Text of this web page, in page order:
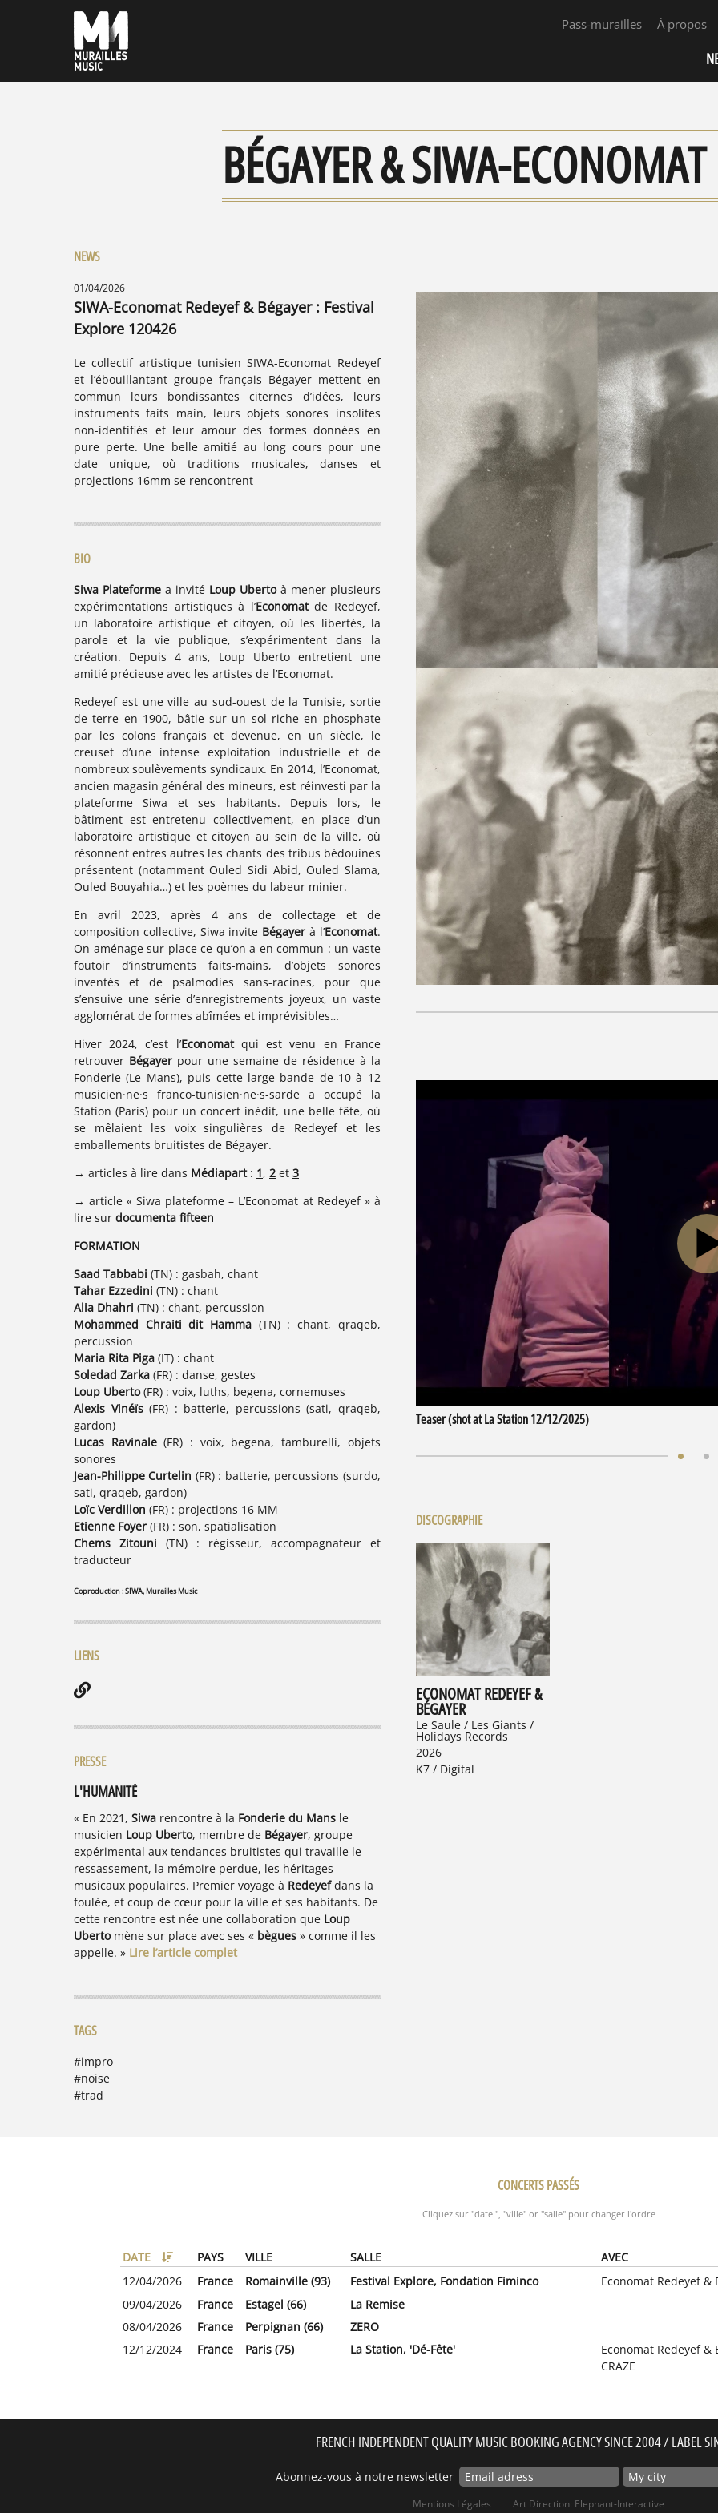
Pass-murailles À propos
BÉGAYER & SIWA-ECONOMAT
NEWS
01/04/2026
SIWA-Economat Redeyef & Bégayer : Festival
Explore 120426
Le collectif artistique tunisien SIWA-Economat Redeyef
et l’ébouillantant groupe français Bégayer mettent en
commun leurs bondissantes citernes d’idées, leurs
instruments faits main, leurs objets sonores insolites
non-identifiés et leur amour des formes données en
pure perte. Une belle amitié au long cours pour une
date unique, où traditions musicales, danses et
projections 16mm se rencontrent
BIO
Siwa Plateforme a invité Loup Ubertoà mener plusieurs
expérimentations artistiques à l’Economatde Redeyef,
un laboratoire artistique et citoyen, où les libertés, la
parole et la vie publique, s’expérimentent dans la
création. Depuis 4 ans, Loup Uberto entretient une
amitié précieuse avec les artistes de l’Economat.
Redeyef est une ville au sud-ouest de la Tunisie, sortie
de terre en 1900, bâtie sur un sol riche en phosphate
par les colons français et devenue, en un siècle, le
creuset d’une intense exploitation industrielle et de
nombreux soulèvements syndicaux. En 2014, l’Economat,
ancien magasin général des mineurs, est réinvesti par la
plateforme Siwa et ses habitants. Depuis lors, le
bâtiment est entretenu collectivement, en place d’un
laboratoire artistique et citoyen au sein de la ville, où
résonnent entres autres les chants des tribus bédouines
présentent (notamment Ouled Sidi Abid, Ouled Slama,
Ouled Bouyahia…) et les poèmes du labeur minier.
En avril 2023, après 4 ans de collectage et de
composition collective, Siwa invite Bégayer à l’Economat.
On aménage sur place ce qu’on a en commun : un vaste
foutoir d’instruments faits-mains, d’objets sonores
inventés et de psalmodies sans-racines, pour que
s’ensuive une série d’enregistrements joyeux, un vaste
agglomérat de formes abîmées et imprévisibles…
Hiver 2024, c’est l’​Economat qui est venu en France
retrouver Bégayerpour une semaine de résidence à la
Fonderie (Le Mans), puis cette large bande de 10 à 12
musicien·ne·s franco-tunisien·ne·s-sarde a occupé la
Station (Paris) pour un concert inédit, une belle fête, ​où
se mêlaient les voix singulières de Redeyef et les
emballements bruitistes de Bégayer.
→ articles à lire dans Médiapart: 1, 2 et 3
→ article « Siwa plateforme – L’Economat at Redeyef » à
lire sur documenta fifteen
FORMATION
Saad Tabbabi (TN) : gasbah, chant
Tahar Ezzedini (TN) : chant
Alia Dhahri (TN) : chant, percussion
Mohammed Chraiti dit Hamma (TN) : chant, qraqeb,
percussion
Maria Rita Piga (IT) : chant
Soledad Zarka (FR) : danse, gestes
Loup Uberto(FR) : voix, luths, begena, cornemuses
Alexis Vinéïs(FR) : batterie, percussions (sati, qraqeb,
gardon)
Lucas Ravinale(FR) : voix, begena, tamburelli, objets
sonores
Jean-Philippe Curtelin (FR) : batterie, percussions (surdo,
sati, qraqeb, gardon)
Loïc Verdillon (FR) : projections 16 MM
Etienne Foyer (FR) : son, spatialisation
Chems Zitouni (TN) : régisseur, accompagnateur et
traducteur
Coproduction : SIWA, Murailles Music
LIENS
PRESSE
L'HUMANITÉ
« En 2021, Siwa rencontre à la Fonderie du Mans le
musicien Loup Uberto, membre de Bégayer, groupe
expérimental aux tendances bruitistes qui travaille le
ressassement, la mémoire perdue, les héritages
musicaux populaires. Premier voyage à Redeyefdans la
foulée, et coup de cœur pour la ville et ses habitants. De
cette rencontre est née une collaboration que Loup
Ubertomène sur place avec ses « bègues » comme il les
appelle. » Lire l’article complet
TAGS
#impro
#noise
#trad
Teaser (shot at La Station 12/12/2025)
DISCOGRAPHIE
ECONOMAT REDEYEF &
BÉGAYER
Le Saule / Les Giants /
Holidays Records
2026
K7 / Digital
CONCERTS PASSÉS
Cliquez sur "date ", "ville" or "salle" pour changer l'ordre
DATE PAYS VILLE SALLE
AVEC
12/04/2026
France Romainville (93) Festival Explore, Fondation Fiminco Economat Redeyef &
09/04/2026
France Estagel (66)
La Remise
08/04/2026
France Perpignan (66)
ZERO
12/12/2024
France Paris (75) La Station, 'Dé-Fête'
Economat Redeyef &
CRAZE
FRENCH INDEPENDENT QUALITY MUSIC BOOKING AGENCY SINCE 2004 / LABEL
Abonnez-vous à notre newsletter
Mentions Légales Art Direction: Elephant-Interactive